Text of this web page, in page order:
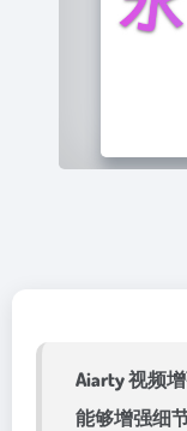
Aiarty 视频
能够增强细